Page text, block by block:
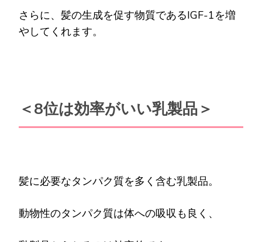
さらに、髪の生成を促す物質であるIGF-1を増
やしてくれます。
＜8位は効率がいい乳製品＞
髪に必要なタンパク質を多く含む乳製品。
動物性のタンパク質は体への吸収も良く、